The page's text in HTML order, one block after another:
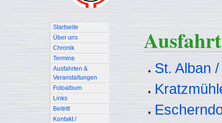
St. Alban
Startseite
Über uns
Chronik
Termine
Ausfahrten &
Veranstaltungen
Fotoalbum
Links
Beitritt
Kontakt /